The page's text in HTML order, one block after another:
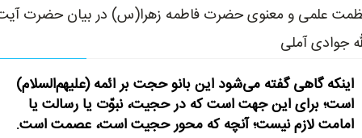
علمی و معنوی حضرت فاطمه زهرا(س) در بیان حضرت
جوادی آملی
اینکه گاهی گفته می‌شود این بانو حجت بر ائمه (علیهم‌السلام)
است؛ برای این جهت است که در حجیت، نبوّت یا رسالت یا
امامت لازم نیست؛ آنچه که محور حجیت است، عصمت است.